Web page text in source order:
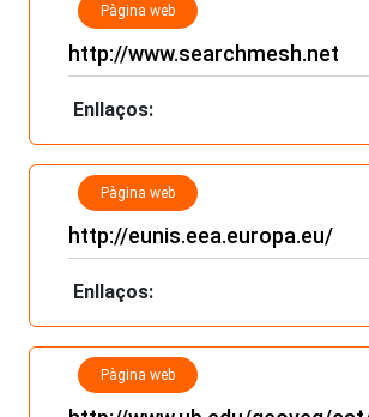
Pàgina web
http://www.searchmesh.net
Enllaços:
Pàgina web
http://eunis.eea.europa.eu/
Enllaços:
Pàgina web